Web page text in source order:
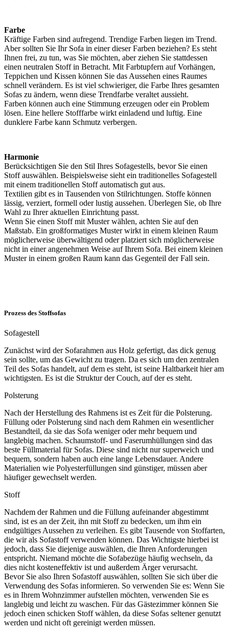
Farbe
Kräftige Farben sind aufregend. Trendige Farben liegen im Trend.
Aber sollten Sie Ihr Sofa in einer dieser Farben beziehen? Es steht
Ihnen frei, zu tun, was Sie möchten, aber ziehen Sie stattdessen
einen neutralen Stoff in Betracht. Mit Farbtupfern auf Vorhängen,
Teppichen und Kissen können Sie das Aussehen eines Raumes
schnell verändern. Es ist viel schwieriger, die Farbe Ihres gesamten
Sofas zu ändern, wenn diese Trendfarbe veraltet aussieht.
Farben können auch eine Stimmung erzeugen oder ein Problem
lösen. Eine hellere Stofffarbe wirkt einladend und luftig. Eine
dunklere Farbe kann Schmutz verbergen.
Harmonie
Berücksichtigen Sie den Stil Ihres Sofagestells, bevor Sie einen
Stoff auswählen. Beispielsweise sieht ein traditionelles Sofagestell
mit einem traditionellen Stoff automatisch gut aus.
Textilien gibt es in Tausenden von Stilrichtungen. Stoffe können
lässig, verziert, formell oder lustig aussehen. Überlegen Sie, ob Ihre
Wahl zu Ihrer aktuellen Einrichtung passt.
Wenn Sie einen Stoff mit Muster wählen, achten Sie auf den
Maßstab. Ein großformatiges Muster wirkt in einem kleinen Raum
möglicherweise überwältigend oder platziert sich möglicherweise
nicht in einer angenehmen Weise auf Ihrem Sofa. Bei einem kleinen
Muster in einem großen Raum kann das Gegenteil der Fall sein.
Prozess des Stoffsofas
Sofagestell
Zunächst wird der Sofarahmen aus Holz gefertigt, das dick genug
sein sollte, um das Gewicht zu tragen. Da es sich um den zentralen
Teil des Sofas handelt, auf dem es steht, ist seine Haltbarkeit hier am
wichtigsten. Es ist die Struktur der Couch, auf der es steht.
Polsterung
Nach der Herstellung des Rahmens ist es Zeit für die Polsterung.
Füllung oder Polsterung sind nach dem Rahmen ein wesentlicher
Bestandteil, da sie das Sofa weniger oder mehr bequem und
langlebig machen. Schaumstoff- und Faserumhüllungen sind das
beste Füllmaterial für Sofas. Diese sind nicht nur superweich und
bequem, sondern haben auch eine lange Lebensdauer. Andere
Materialien wie Polyesterfüllungen sind günstiger, müssen aber
häufiger gewechselt werden.
Stoff
Nachdem der Rahmen und die Füllung aufeinander abgestimmt
sind, ist es an der Zeit, ihn mit Stoff zu bedecken, um ihm ein
endgültiges Aussehen zu verleihen. Es gibt Tausende von Stoffarten,
die wir als Sofastoff verwenden können. Das Wichtigste hierbei ist
jedoch, dass Sie diejenige auswählen, die Ihren Anforderungen
entspricht. Niemand möchte die Sofabezüge häufig wechseln, da
dies nicht kosteneffektiv ist und außerdem Ärger verursacht.
Bevor Sie also Ihren Sofastoff auswählen, sollten Sie sich über die
Verwendung des Sofas informieren. So verwenden Sie es: Wenn Sie
es in Ihrem Wohnzimmer aufstellen möchten, verwenden Sie es
langlebig und leicht zu waschen. Für das Gästezimmer können Sie
jedoch einen schicken Stoff wählen, da diese Sofas seltener genutzt
werden und nicht oft gereinigt werden müssen.